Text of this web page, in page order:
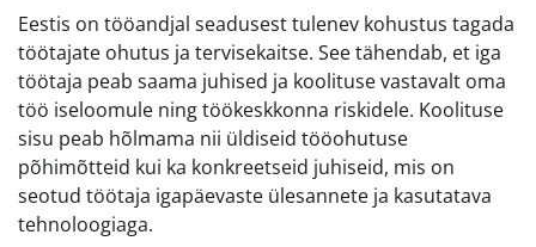
Eestis on tööandjal seadusest tulenev kohustus tagada
töötajate ohutus ja tervisekaitse. See tähendab, et iga
töötaja peab saama juhised ja koolituse vastavalt oma
töö iseloomule ning töökeskkonna riskidele. Koolituse
sisu peab hõlmama nii üldiseid tööohutuse
põhimõtteid kui ka konkreetseid juhiseid, mis on
seotud töötaja igapäevaste ülesannete ja kasutatava
tehnoloogiaga.